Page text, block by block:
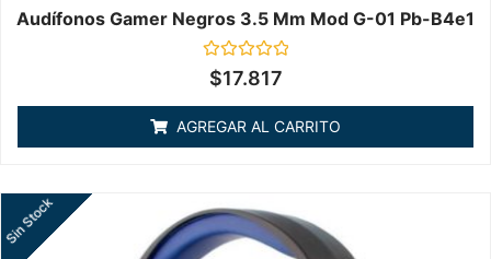
Audífonos Gamer Negros 3.5 Mm Mod G-01 Pb-B4e1
Valorado
en
de
5
$17.817
AGREGAR AL CARRITO
Sin Stock